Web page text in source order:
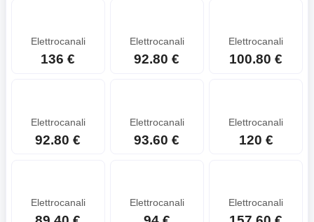
Elettrocanali
136 €
Elettrocanali
92.80 €
Elettrocanali
100.80 €
Elettrocanali
92.80 €
Elettrocanali
93.60 €
Elettrocanali
120 €
Elettrocanali Elettrocanali Elettrocanali